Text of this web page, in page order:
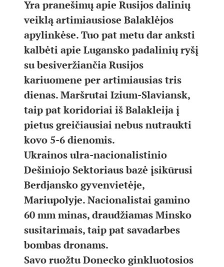
Yra pranešimų apie Rusijos dalinių
veiklą artimiausiose Balaklėjos
apylinkėse. Tuo pat metu dar anksti
kalbėti apie Lugansko padalinių ryšį
su besiveržiančia Rusijos
kariuomene per artimiausias tris
dienas. Maršrutai Izium-Slaviansk,
taip pat koridoriai iš Balakleija į
pietus greičiausiai nebus nutraukti
kovo 5-6 dienomis.
Ukrainos ulra-nacionalistinio
Dešiniojo Sektoriaus bazė įsikūrusi
Berdjansko gyvenvietėje,
Mariupolyje. Nacionalistai gamino
60 mm minas, draudžiamas Minsko
susitarimais, taip pat savadarbes
bombas dronams.
Savo ruožtu Donecko ginkluotosios